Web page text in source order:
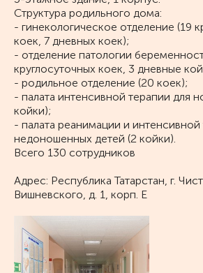
Структура родильного дома:
- гинекологическое отделение (19
коек, 7 дневных коек);
- отделение патологии
круглосуточных коек, 3 дневные
- родильное отделение (20 коек);
- палата интенсивной терапии для
койки);
- палата реанимации и интенсивной
недоношенных детей (2 койки).
Всего 130 сотрудников
Адрес: Республика Татарстан, г.
Вишневского, д. 1, корп. Е